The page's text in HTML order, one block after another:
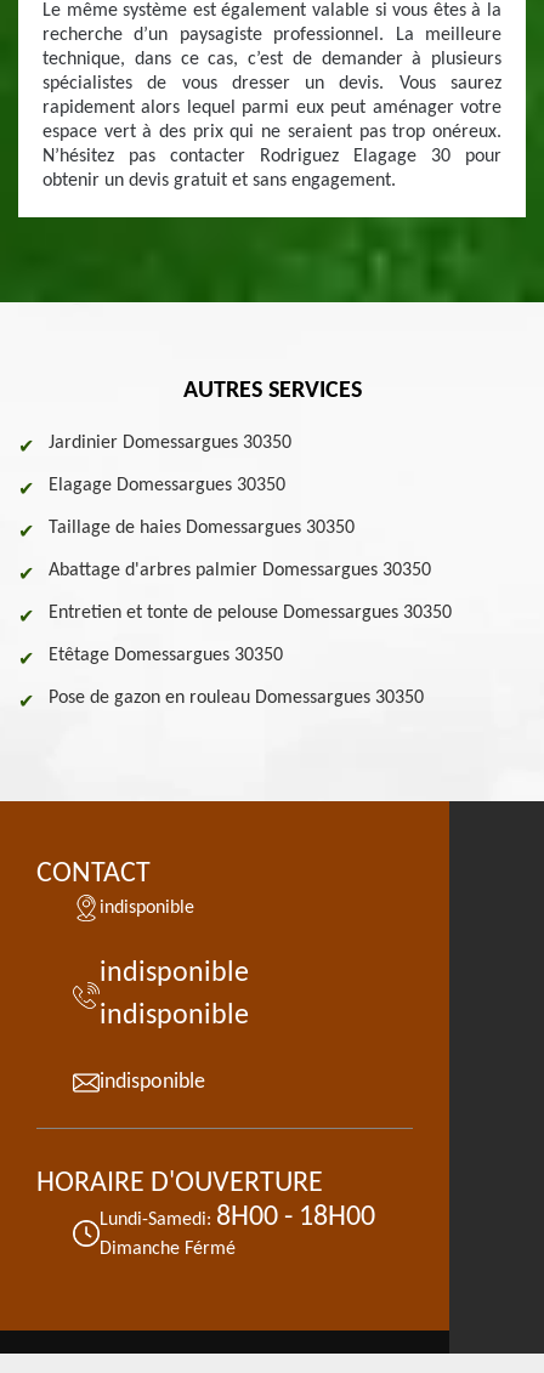
Le même système est également valable si vous êtes à la
recherche d’un paysagiste professionnel. La meilleure
technique, dans ce cas, c’est de demander à plusieurs
spécialistes de vous dresser un devis. Vous saurez
rapidement alors lequel parmi eux peut aménager votre
espace vert à des prix qui ne seraient pas trop onéreux.
N’hésitez pas contacter Rodriguez Elagage 30 pour
obtenir un devis gratuit et sans engagement.
AUTRES SERVICES
Jardinier Domessargues 30350
Elagage Domessargues 30350
Taillage de haies Domessargues 30350
Abattage d'arbres palmier Domessargues 30350
Entretien et tonte de pelouse Domessargues 30350
Etêtage Domessargues 30350
Pose de gazon en rouleau Domessargues 30350
CONTACT
indisponible
indisponible
indisponible
indisponible
HORAIRE D'OUVERTURE
Lundi-Samedi: 8H00 - 18H00
Dimanche Férmé